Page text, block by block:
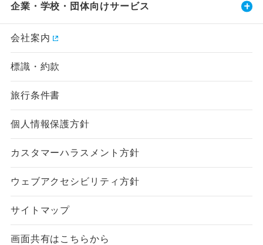
企業・学校・団体向けサービス
会社案内
標識・約款
旅行条件書
個人情報保護方針
カスタマーハラスメント方針
ウェブアクセシビリティ方針
サイトマップ
画面共有はこちらから